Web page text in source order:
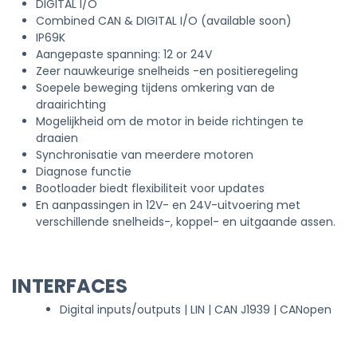
DIGITAL I/O
Combined CAN & DIGITAL I/O (available soon)
IP69K
Aangepaste spanning: 12 or 24V
Zeer nauwkeurige snelheids -en positieregeling
Soepele beweging tijdens omkering van de
draairichting
Mogelijkheid om de motor in beide richtingen te
draaien
Synchronisatie van meerdere motoren
Diagnose functie
Bootloader biedt flexibiliteit voor updates
En aanpassingen in 12V- en 24V-uitvoering met
verschillende snelheids-, koppel- en uitgaande assen.
INTERFACES
Digital inputs/outputs | LIN | CAN J1939 | CANopen